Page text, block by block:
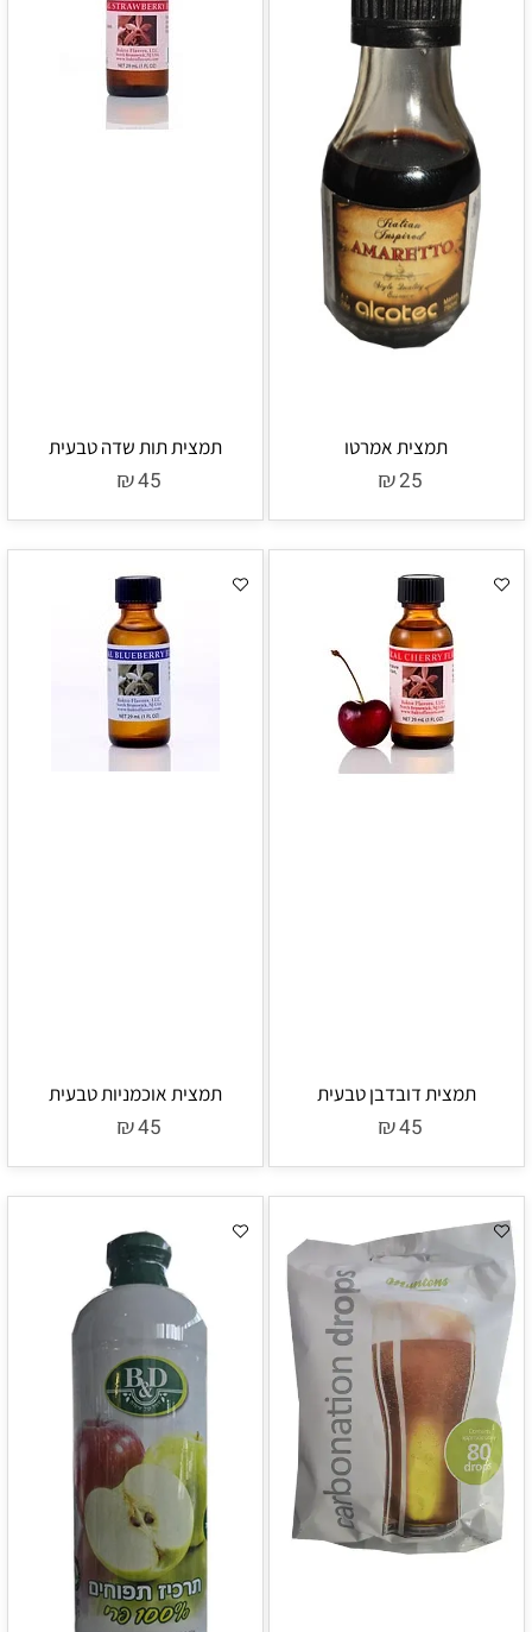
תמצית אמרטו
₪25
תמצית תות שדה טבעית
₪45
תמצית דובדבן טבעית
₪45
תמצית אוכמניות טבעית
₪45